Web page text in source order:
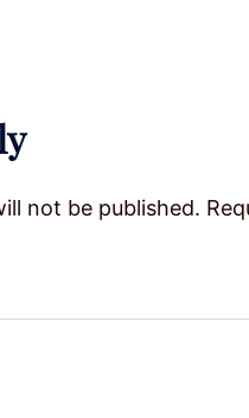
not be published.